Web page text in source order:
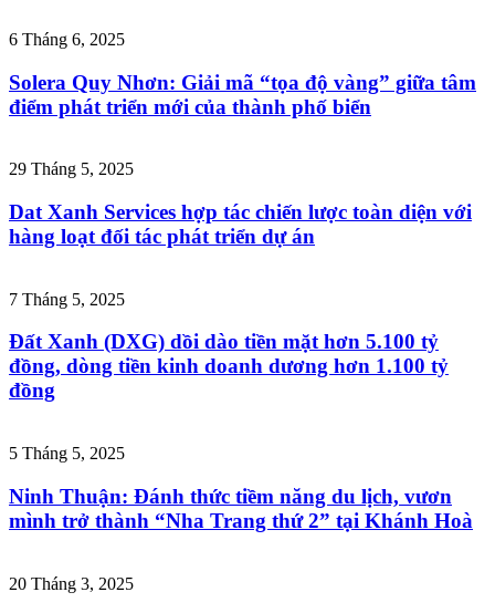
6 Tháng 6, 2025
Solera Quy Nhơn: Giải mã “tọa độ vàng” giữa tâm
điểm phát triển mới của thành phố biển
29 Tháng 5, 2025
Dat Xanh Services hợp tác chiến lược toàn diện với
hàng loạt đối tác phát triển dự án
7 Tháng 5, 2025
Đất Xanh (DXG) dồi dào tiền mặt hơn 5.100 tỷ
đồng, dòng tiền kinh doanh dương hơn 1.100 tỷ
đồng
5 Tháng 5, 2025
Ninh Thuận: Đánh thức tiềm năng du lịch, vươn
mình trở thành “Nha Trang thứ 2” tại Khánh Hoà
20 Tháng 3, 2025